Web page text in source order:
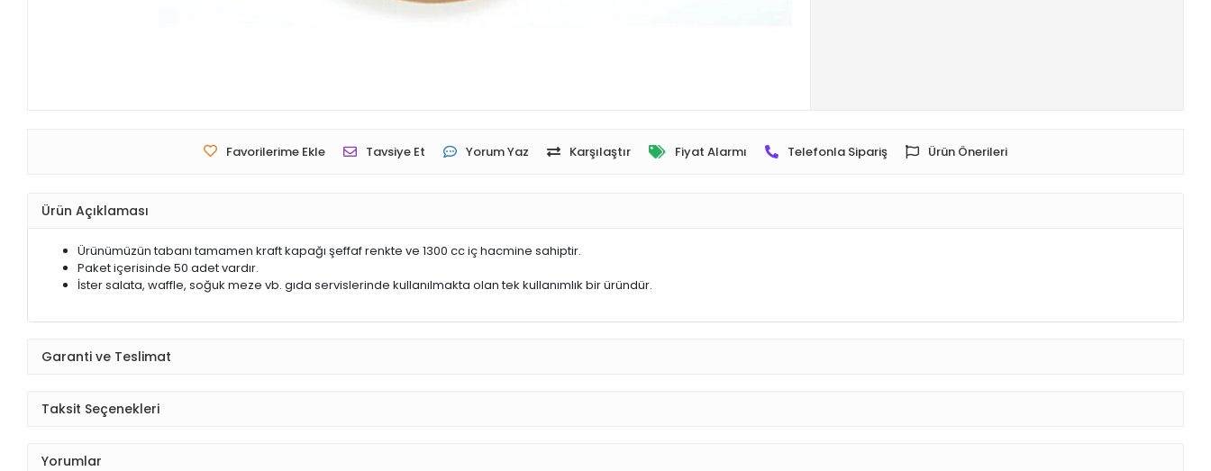
Favorilerime Ekle Tavsiye Et Yorum Yaz Karşılaştır Fiyat Alarmı Telefonla Sipariş Ürün Önerileri
Ürün Açıklaması
Ürünümüzün tabanı tamamen kraft kapağı şeffaf renkte ve 1300 cc iç hacmine sahiptir.
Paket içerisinde 50 adet vardır.
İster salata, waffle, soğuk meze vb. gıda servislerinde kullanılmakta olan tek kullanımlık bir üründür.
Garanti ve Teslimat
Taksit Seçenekleri
Yorumlar